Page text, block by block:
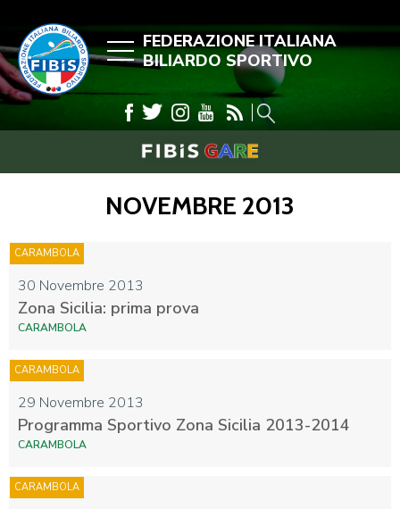
FEDERAZIONE ITALIANA
BILIARDO SPORTIVO
NOVEMBRE 2013
30 Novembre 2013
CARAMBOLA
Zona Sicilia: prima prova
CARAMBOLA
29 Novembre 2013
CARAMBOLA
Programma Sportivo Zona Sicilia 2013-2014
CARAMBOLA
CARAMBOLA